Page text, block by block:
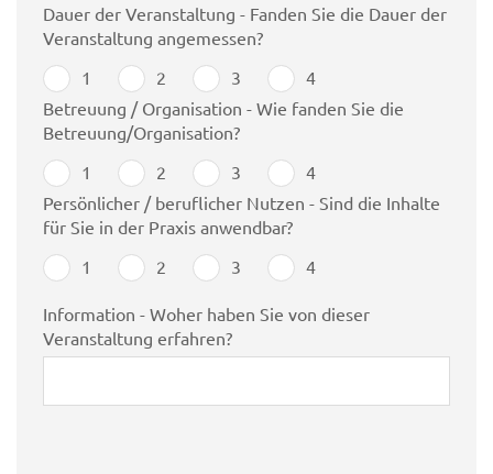
Dauer der Veranstaltung - Fanden Sie die Dauer der
Veranstaltung angemessen?
1
2 3
4
Betreuung / Organisation - Wie fanden Sie die
Betreuung/Organisation?
1
2 3
4
Persönlicher / beruflicher Nutzen - Sind die Inhalte
für Sie in der Praxis anwendbar?
1
2 3 4
Information - Woher haben Sie von dieser
Veranstaltung erfahren?